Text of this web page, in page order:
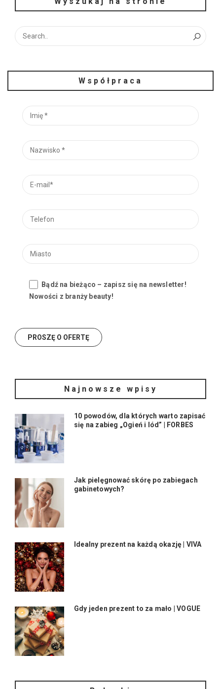
Współpraca
Bądź na bieżąco – zapisz się na newsletter!
Nowości z branży beauty!
Najnowsze wpisy
10 powodów, dla których warto zapisać
się na zabieg „Ogień i lód” | FORBES
Jak pielęgnować skórę po zabiegach
gabinetowych?
Idealny prezent na każdą okazję | VIVA
Gdy jeden prezent to za mało | VOGUE